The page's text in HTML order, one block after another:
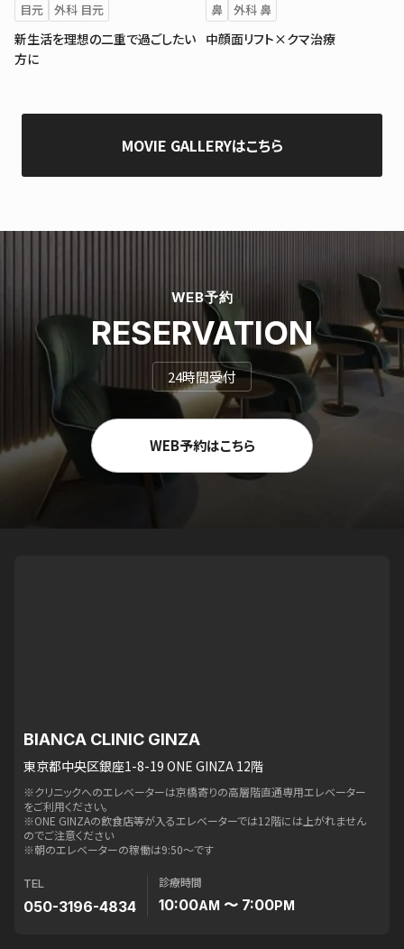
目元 外科 目元
新生活を理想の二重で過ごしたい
方に
鼻 外科 鼻
中顔面リフト×クマ治療
MOVIE GALLERYはこちら
WEB予約
RESERVATION
24時間受付
WEB予約はこちら
BIANCA CLINIC GINZA
東京都中央区銀座1-8-19 ONE GINZA 12階
※クリニックへのエレベーターは京橋寄りの高層階直通専用エレベーター
をご利用ください。
※ONE GINZAの飲食店等が入るエレベーターでは12階には上がれません
のでご注意ください
※朝のエレベーターの稼働は9:50〜です
TEL
050-3196-4834
診療時間
10:00AM 〜 7:00PM